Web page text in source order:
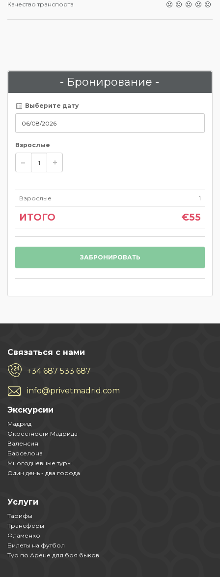
Качество транспорта
- Бронирование -
Выберите дату
Взрослые
Взрослые 1
ИТОГО €55
ЗАБРОНИРОВАТЬ
Связаться с нами
+34 687 533 687
info@privetmadrid.com
Экскурсии
Мадрид
Окрестности Мадрида
Валенсия
Барселона
Многодневные туры
Один день - два города
Услуги
Тарифы
Трансферы
Фламенко
Билеты на футбол
Тур по Арене для боя быков